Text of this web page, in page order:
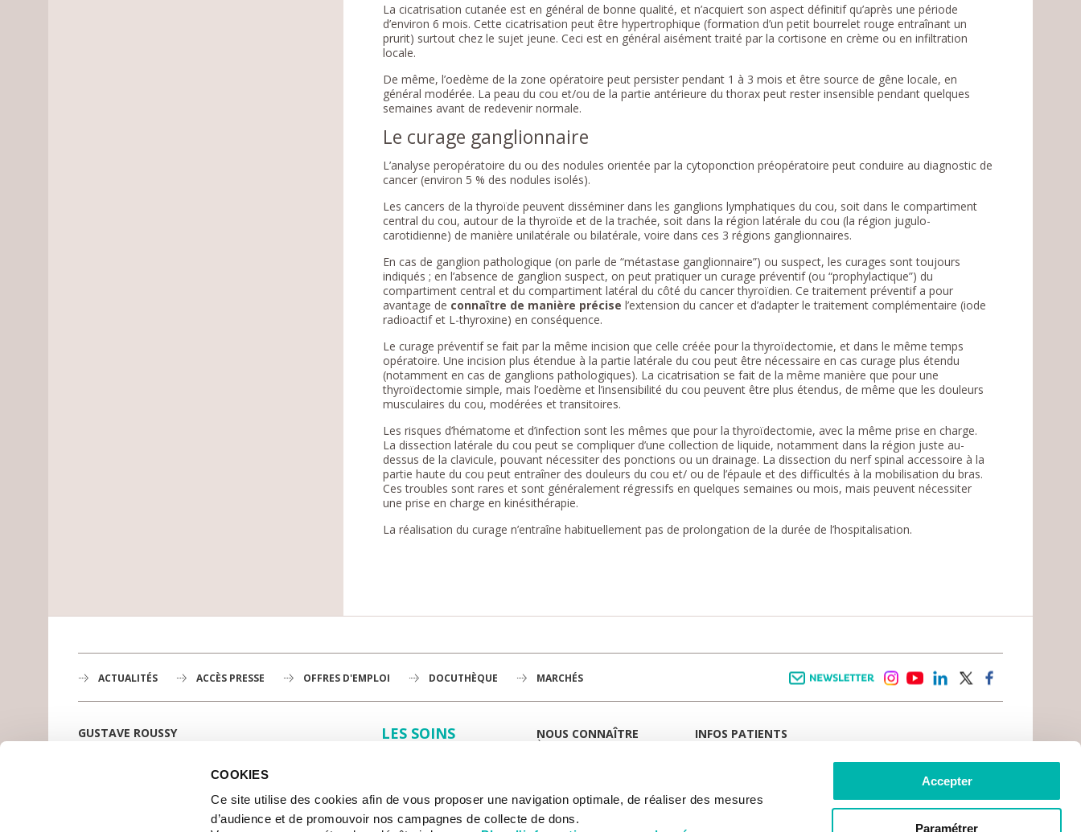
COOKIES
Ce site utilise des cookies afin de vous proposer une navigation optimale, de réaliser des mesures
d’audience et de promouvoir nos campagnes de collecte de dons.
Accepter
Paramétrer
La cicatrisation cutanée est en général de bonne qualité, et n’acquiert son aspect définitif qu’après une période
d’environ 6 mois. Cette cicatrisation peut être hypertrophique (formation d’un petit bourrelet rouge entraînant un
prurit) surtout chez le sujet jeune. Ceci est en général aisément traité par la cortisone en crème ou en infiltration
locale.
De même, l’oedème de la zone opératoire peut persister pendant 1 à 3 mois et être source de gêne locale, en
général modérée. La peau du cou et/ou de la partie antérieure du thorax peut rester insensible pendant quelques
semaines avant de redevenir normale.
Le curage ganglionnaire
L’analyse peropératoire du ou des nodules orientée par la cytoponction préopératoire peut conduire au diagnostic de
cancer (environ 5 % des nodules isolés).
Les cancers de la thyroïde peuvent disséminer dans les ganglions lymphatiques du cou, soit dans le compartiment
central du cou, autour de la thyroïde et de la trachée, soit dans la région latérale du cou (la région jugulo-
carotidienne) de manière unilatérale ou bilatérale, voire dans ces 3 régions ganglionnaires.
En cas de ganglion pathologique (on parle de “métastase ganglionnaire”) ou suspect, les curages sont toujours
indiqués ; en l’absence de ganglion suspect, on peut pratiquer un curage préventif (ou “prophylactique”) du
compartiment central et du compartiment latéral du côté du cancer thyroïdien. Ce traitement préventif a pour
avantage de connaître de manière précise l’extension du cancer et d’adapter le traitement complémentaire (iode
radioactif et L-thyroxine) en conséquence.
Le curage préventif se fait par la même incision que celle créée pour la thyroïdectomie, et dans le même temps
opératoire. Une incision plus étendue à la partie latérale du cou peut être nécessaire en cas curage plus étendu
(notamment en cas de ganglions pathologiques). La cicatrisation se fait de la même manière que pour une
thyroïdectomie simple, mais l’oedème et l’insensibilité du cou peuvent être plus étendus, de même que les douleurs
musculaires du cou, modérées et transitoires.
Les risques d’hématome et d’infection sont les mêmes que pour la thyroïdectomie, avec la même prise en charge.
La dissection latérale du cou peut se compliquer d’une collection de liquide, notamment dans la région juste au-
dessus de la clavicule, pouvant nécessiter des ponctions ou un drainage. La dissection du nerf spinal accessoire à la
partie haute du cou peut entraîner des douleurs du cou et/ ou de l’épaule et des difficultés à la mobilisation du bras.
Ces troubles sont rares et sont généralement régressifs en quelques semaines ou mois, mais peuvent nécessiter
une prise en charge en kinésithérapie.
La réalisation du curage n’entraîne habituellement pas de prolongation de la durée de l’hospitalisation.
ACTUALITÉS ACCÈS PRESSE OFFRES D'EMPLOI DOCUTHÈQUE MARCHÉS
GUSTAVE ROUSSY
SE RENDRE À GUSTAVE ROUSSY
LES SOINS
NOUS SOUTENIR
NOUS CONNAÎTRE
À LA UNE
PLAN STRATÉGIQUE 2030
DÉPARTEMENTS
HÔPITAL DE CHEVILLY-LARUE
INFOS PATIENTS
DROITS DU PATIENT